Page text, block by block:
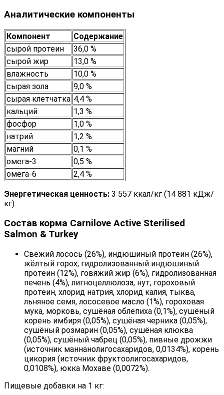
Аналитические компоненты
Компонент
Содержание
сырой протеин
36,0 %
сырой жир
13,0 %
влажность
10,0 %
сырая зола
9,0 %
сырая клетчатка 4,4 %
кальций
1,3 %
фосфор
1,0 %
натрий
1,2 %
магний
0,1 %
омега-3
0,5 %
омега-6
2,4 %
Энергетическая ценность: 3 557 ккал/кг (14 881 кДж/
кг).
Состав корма Carnilove Active Sterilised
Salmon & Turkey
Свежий лосось (26%), индюшиный протеин (26%),
жёлтый горох, гидролизованный индюшиный
протеин (12%), говяжий жир (6%), гидролизованная
печень (4%), лигноцеллюлоза, нут, гороховый
протеин, хлорид натрия, хлорид калия, тыква,
льняное семя, лососевое масло (1%), гороховая
мука, морковь, сушёная облепиха (0,1%), сушёный
корень имбиря (0,05%), сушёная черника (0,05%),
сушёный розмарин (0,05%), сушёная клюква
(0,05%), сушёный чабрец (0,05%), пивные дрожжи
(источник маннанолигосахаридов, 0,0134%), корень
цикория (источник фруктоолигосахаридов,
0,0108%), юкка Мохаве (0,0072%).
Пищевые добавки на 1 кг: